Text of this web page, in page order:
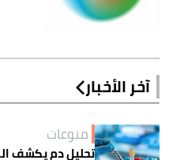
آخر الأخبار
منوعات